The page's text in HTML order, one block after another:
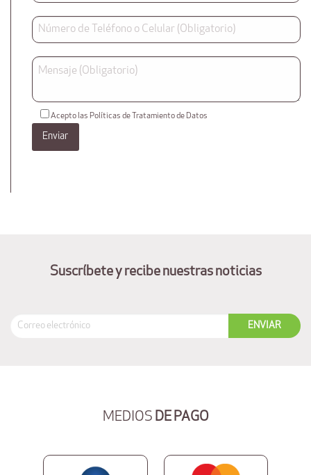
Acepto las Políticas de Tratamiento de Datos
Suscríbete y recibe nuestras noticias
MEDIOS DE PAGO